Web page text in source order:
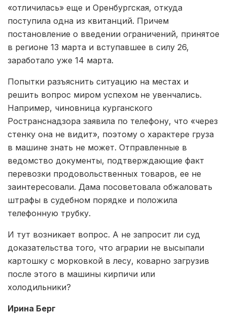
«отличилась» еще и Оренбургская, откуда
поступила одна из квитанций. Причем
постановление о введении ограничений, принятое
в регионе 13 марта и вступавшее в силу 26,
заработало уже 14 марта.
Попытки разъяснить ситуацию на местах и
решить вопрос миром успехом не увенчались.
Например, чиновница курганского
Ространснадзора заявила по телефону, что «через
стенку она не видит», поэтому о характере груза
в машине знать не может. Отправленные в
ведомство документы, подтверждающие факт
перевозки продовольственных товаров, ее не
заинтересовали. Дама посоветовала обжаловать
штрафы в судебном порядке и положила
телефонную трубку.
И тут возникает вопрос. А не запросит ли суд
доказательства того, что аграрии не высыпали
картошку с морковкой в лесу, коварно загрузив
после этого в машины кирпичи или
холодильники?
Ирина Берг